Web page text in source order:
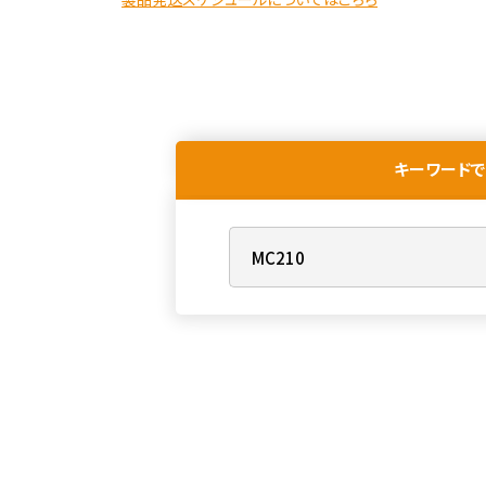
キーワード